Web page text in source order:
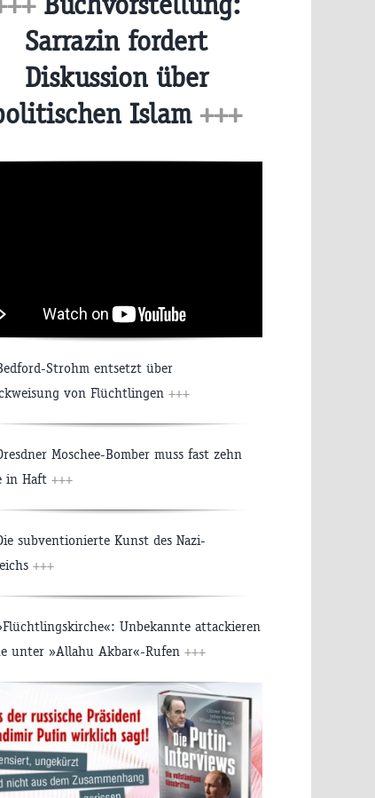
Sarrazin fordert
Diskussion über
Islam +++
Strohm entsetzt über
von Flüchtlingen +++
Moschee-Bomber muss fast zehn
in Haft +++
subventionierte Kunst des Nazi-
+++
Unbekannte attackieren
unter »Allahu Akbar«-Rufen +++